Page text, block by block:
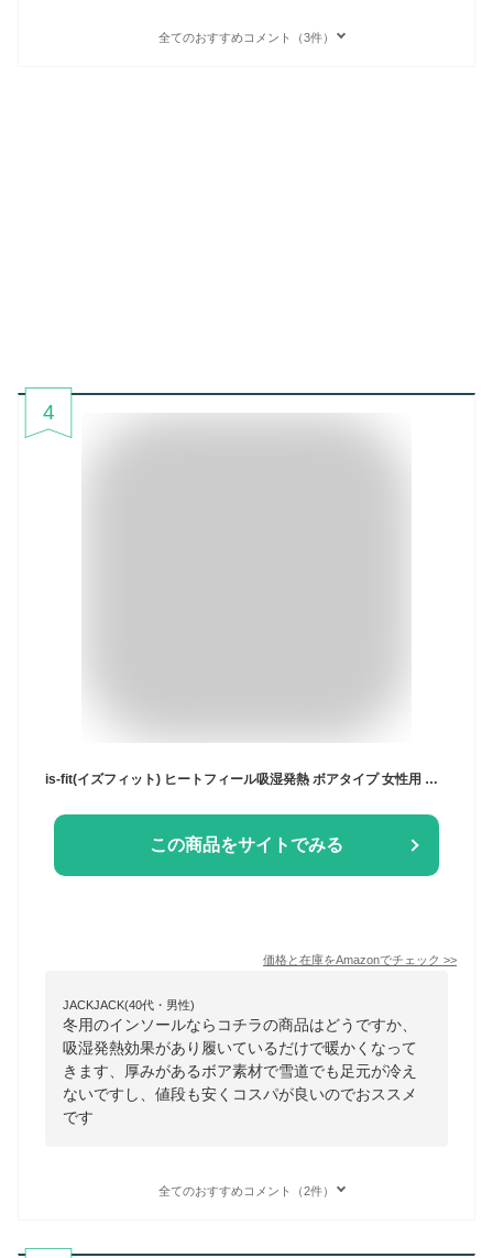
全てのおすすめコメント（3件）
4
is-fit(イズフィット) ヒートフィール吸湿発熱 ボアタイプ 女性用 フリー
この商品をサイトでみる
価格と在庫をAmazonでチェック >>
JACKJACK(40代・男性)
冬用のインソールならコチラの商品はどうですか、
吸湿発熱効果があり履いているだけで暖かくなって
きます、厚みがあるボア素材で雪道でも足元が冷え
ないですし、値段も安くコスパが良いのでおススメ
です
全てのおすすめコメント（2件）